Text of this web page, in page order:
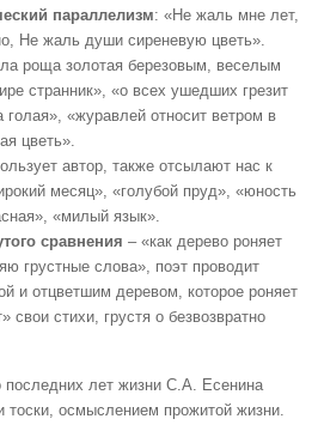
параллелизм: «Не жаль мне лет,
Не жаль души сиреневую цветь».
роща золотая березовым, веселым
странник», «о всех ушедших грезит
голая», «журавлей относит ветром в
цветь».
автор, также отсылают нас к
месяц», «голубой пруд», «юность
«милый язык».
сравнения – «как дерево роняет
грустные слова», поэт проводит
и отцветшим деревом, которое роняет
свои стихи, грустя о безвозвратно
последних лет жизни С.А. Есенина
тоски, осмыслением прожитой жизни.